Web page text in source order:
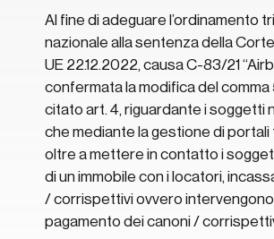
Al fine di adeguare l’ordinamento
nazionale alla sentenza della
UE 22.12.2022, causa C-83/21
confermata la modifica del comma
citato art. 4, riguardante i soggetti
che mediante la gestione di portali
oltre a mettere in contatto i
di un immobile con i locatori,
/ corrispettivi ovvero intervengono
pagamento dei canoni /